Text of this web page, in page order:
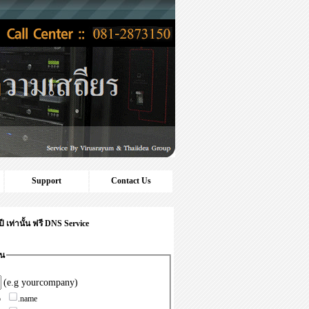
Support Contact Us
เท่านั้น ฟรี DNS Service
(e.g yourcompany)
.name